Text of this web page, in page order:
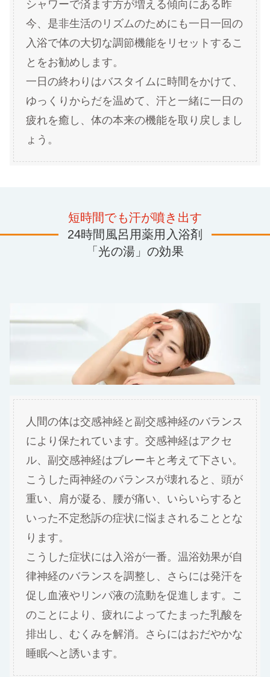
シャワーで済ます方が増える傾向にある昨
今、是非生活のリズムのためにも一日一回の
入浴で体の大切な調節機能をリセットするこ
とをお勧めします。
一日の終わりはバスタイムに時間をかけて、
ゆっくりからだを温めて、汗と一緒に一日の
疲れを癒し、体の本来の機能を取り戻しまし
ょう。
短時間でも汗が噴き出す
24時間風呂用薬用入浴剤
「光の湯」の効果
人間の体は交感神経と副交感神経のバランス
により保たれています。交感神経はアクセ
ル、副交感神経はブレーキと考えて下さい。
こうした両神経のバランスが壊れると、頭が
重い、肩が凝る、腰が痛い、いらいらすると
いった不定愁訴の症状に悩まされることとな
ります。
こうした症状には入浴が一番。温浴効果が自
律神経のバランスを調整し、さらには発汗を
促し血液やリンパ液の流動を促進します。こ
のことにより、疲れによってたまった乳酸を
排出し、むくみを解消。さらにはおだやかな
睡眠へと誘います。